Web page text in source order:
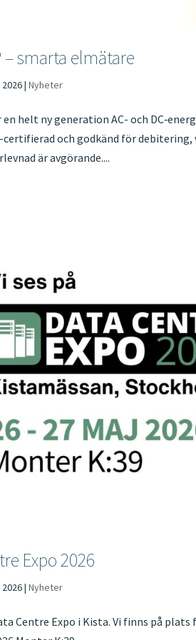
– smarta elmätare
|Nyheter
en helt ny generation AC- och
certifierad och godkänd för
är avgörande....
Expo 2026
|Nyheter
Centre Expo i Kista. Vi finns på